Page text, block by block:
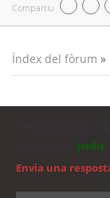
Compartiu
Índex del fòrum »
jordis
Envia una